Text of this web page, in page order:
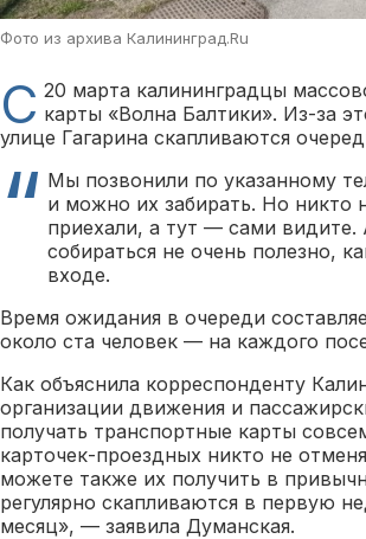
Фото из архива Калининград.Ru
С 20 марта калининградцы
карты «Волна Балтики». Из-за
улице Гагарина скапливаются
Мы позвонили по указанному
и можно их забирать. Но никто
приехали, а тут — сами
собираться не очень полезно,
входе.
Время ожидания в очереди
около ста человек — на каждого
Как объяснила корреспонденту
организации движения и
получать транспортные карты
карточек-проездных никто не
можете также их получить в
регулярно скапливаются в первую
месяц», — заявила Думанская.